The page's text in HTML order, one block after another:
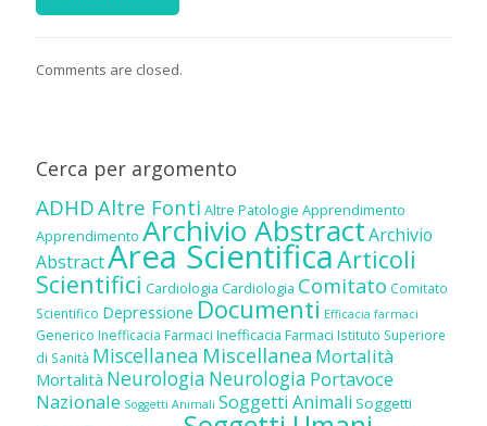
Comments are closed.
Cerca per argomento
ADHDAltre Fonti Altre Patologie Apprendimento
Apprendimento Archivio AbstractArchivio
AbstractArea ScientificaArticoli
Scientifici Cardiologia Cardiologia Comitato Comitato
Scientifico Depressione Documenti Efficacia farmaci
Generico Inefficacia Farmaci Inefficacia Farmaci Istituto Superiore
di Sanità Miscellanea Miscellanea Mortalità
Mortalità Neurologia Neurologia Portavoce
Nazionale Soggetti Animali Soggetti Animali Soggetti